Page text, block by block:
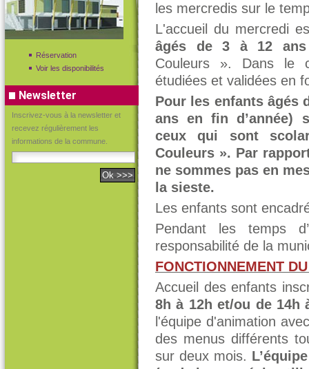
les mercredis sur le
L'accueil du mercredi
âgés de 3 à 12 ans
Couleurs ». Dans le
étudiées et validées en
Pour les enfants âgés
ans en fin d’année)
ceux qui sont
Couleurs ». Par
ne sommes pas en
la sieste.
Les enfants sont
Pendant les temps
responsabilité de la
FONCTIONNEMENT
Accueil des enfants
8h à 12h et/ou de 14h
l'équipe d'animation
des menus différents
sur deux mois.
Réservation
Voir les disponibilités
Newsletter
Inscrivez-vous à la newsletter et
recevez régulièrement les
informations de la commune.